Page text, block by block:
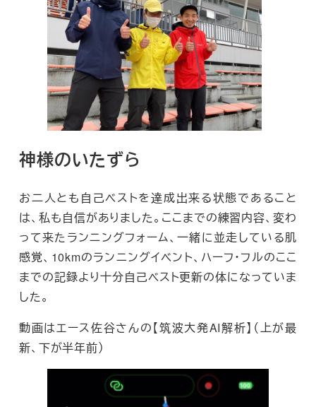
神様のいたずら
お二人とも自己ベストを達成出来る状態であること
は、私も自信がありました。ここまでの練習内容、変わ
って来たランニングフォーム、一緒に並走している肌
感覚、10kmのランニングイベント、ハーフ・フルのここ
までの記録より十分自己ベスト更新の体になっていま
した。
動画はエース佐谷さんの【筑波大発AI解析】（上が最
新、下が半年前）